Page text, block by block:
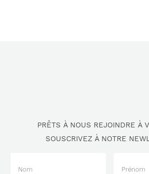
PRÊTS À NOUS REJOINDRE À
SOUSCRIVEZ À NOTRE